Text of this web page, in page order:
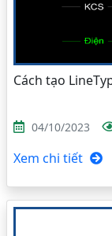
Cách tạo
04/10/2023
Xem chi tiết